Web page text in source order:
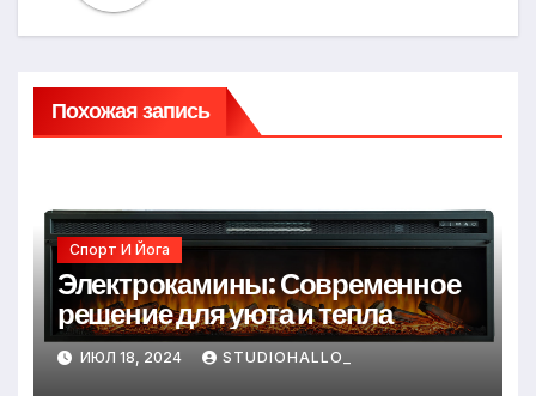
Похожая запись
Спорт И Йога
Электрокамины: Современное
решение для уюта и тепла
ИЮЛ 18, 2024 STUDIOHALLO_